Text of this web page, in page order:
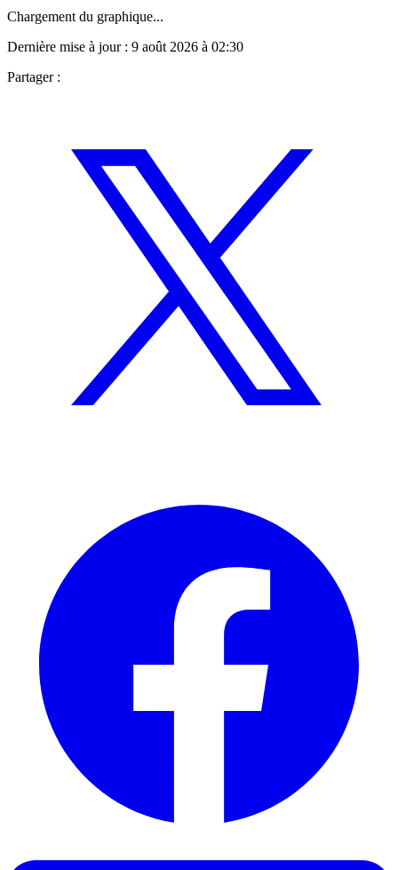
Chargement du graphique...
Dernière mise à jour : 9 août 2026 à 02:30
Partager :